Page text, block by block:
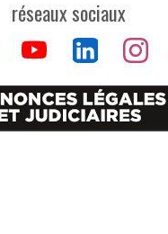
réseaux sociaux